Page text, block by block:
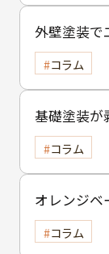
外壁塗装で
は？おしゃ
テクニック
コラム
基礎塗装が
スクについ
コラム
オレンジベ
かみと個性
コラム